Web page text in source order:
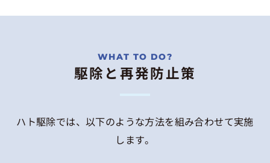
駆除と再発防止策
ハト駆除では、以下のような方法を組み合わせて実施
します。